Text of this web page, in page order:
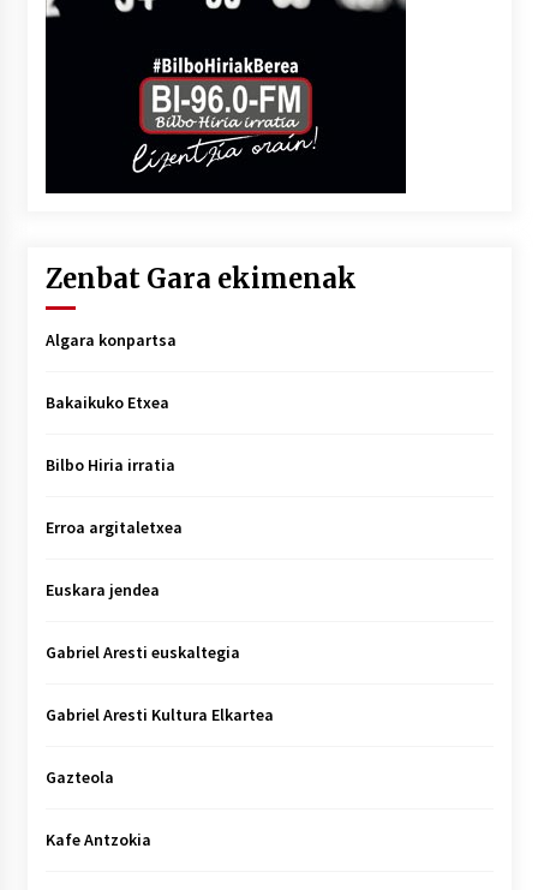
Zenbat Gara ekimenak
Algara konpartsa
Bakaikuko Etxea
Bilbo Hiria irratia
Erroa argitaletxea
Euskara jendea
Gabriel Aresti euskaltegia
Gabriel Aresti Kultura Elkartea
Gazteola
Kafe Antzokia